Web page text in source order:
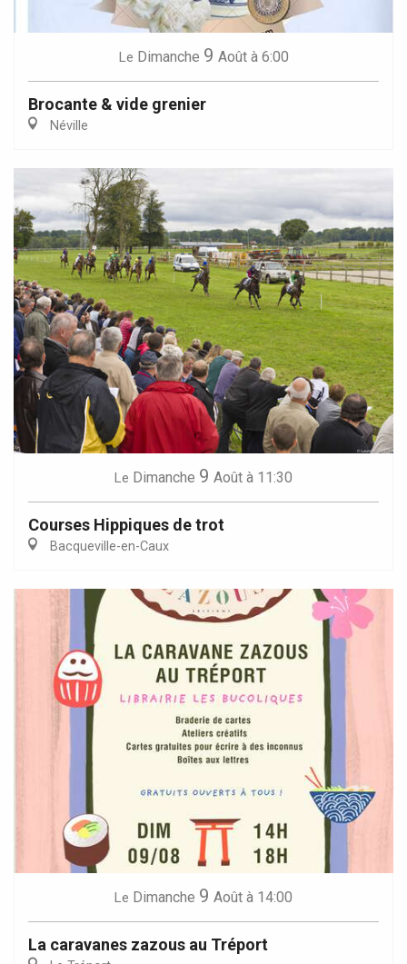
Le Dimanche 9 Août à 6:00
Brocante & vide grenier
Néville
Le Dimanche 9 Août à 11:30
Courses Hippiques de trot
Bacqueville-en-Caux
Le Dimanche 9 Août à 14:00
La caravanes zazous au Tréport